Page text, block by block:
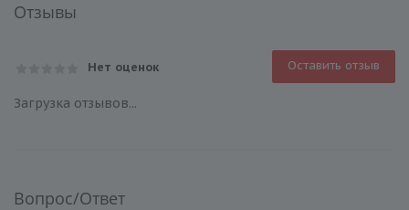
Отзывы
Нет оценок Оставить отзыв
Загрузка отзывов...
Вопрос/Ответ